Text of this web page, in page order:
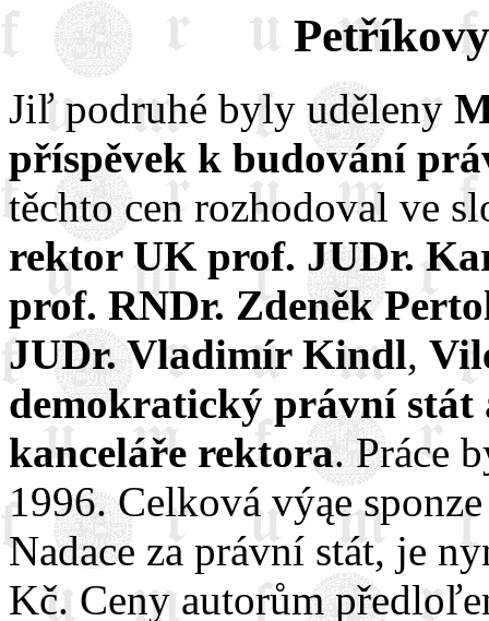
Jiľ podruhé byly uděleny
příspěvek k budování
těchto cen rozhodoval ve
rektor UK prof. JUDr.
prof. RNDr. Zdeněk
JUDr. Vladimír Kindl,
demokratický právní stát
kanceláře rektora. Práce
1996. Celková výąe
Nadace za právní stát, je
Kč. Ceny autorům